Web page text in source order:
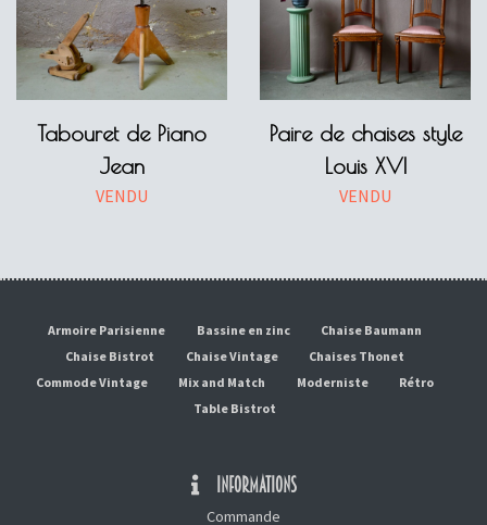
Tabouret de Piano
Jean
VENDU
Paire de chaises style
Louis XVI
VENDU
Armoire Parisienne Bassine en zinc
Chaise Baumann
Chaise Bistrot
Chaise Vintage
Chaises Thonet
Commode Vintage
Mix and Match Moderniste
Rétro
Table Bistrot
INFORMATIONS
Commande